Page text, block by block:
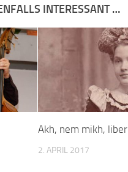
INTERESSANT …
Akh, nem mikh, liber
2. APRIL 2017